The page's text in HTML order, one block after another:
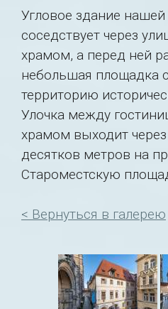
Угловое здание
соседствует через
храмом, а перед ней
небольшая площадка
территорию
Улочка между
храмом выходит
десятков метров на
Староместскую
< Вернуться в галерею